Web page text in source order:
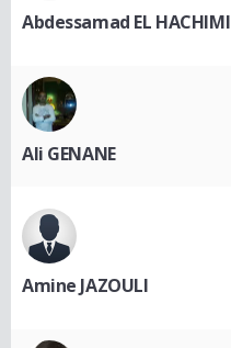
Abdessamad EL HACHIMI
Ali GENANE
Amine JAZOULI